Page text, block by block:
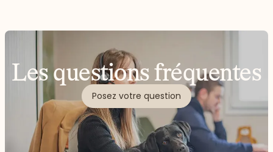
Les questions fréquentes
Posez votre question